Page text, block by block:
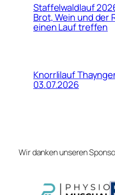
Staffelwaldlauf
Brot, Wein und der
einen Lauf treffen
Knorrlilauf
03.07.2026
Wir danken unseren